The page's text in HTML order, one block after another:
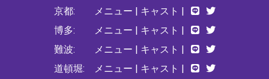
京都:
博多:
難波:
道頓堀:
メニュー | キャスト |
メニュー | キャスト |
メニュー | キャスト |
メニュー | キャスト |